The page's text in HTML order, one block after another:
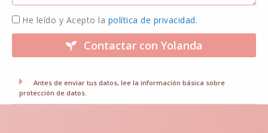
He leído y Acepto la política de privacidad.
Contactar con Yolanda
Antes de enviar tus datos, lee la información básica sobre
protección de datos.